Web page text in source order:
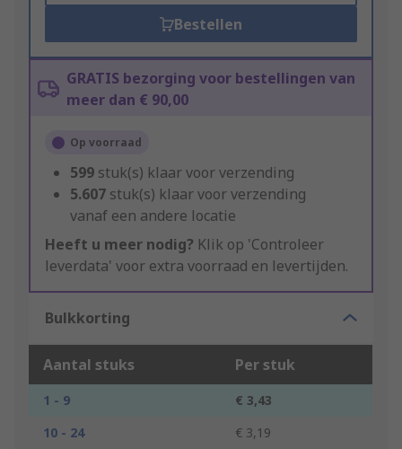
Bestellen
GRATIS bezorging voor bestellingen van
meer dan € 90,00
Op voorraad
599 stuk(s) klaar voor verzending
5.607 stuk(s) klaar voor verzending
vanaf een andere locatie
Heeft u meer nodig? Klik op 'Controleer
leverdata' voor extra voorraad en levertijden.
Bulkkorting
Aantal stuks Per stuk
1 - 9
€ 3,43
10 - 24
€ 3,19